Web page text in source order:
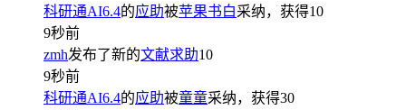
科研通AI6.4的应助被苹果书白采纳，获得10
9秒前
zmh发布了新的文献求助10
9秒前
科研通AI6.4的应助被童童采纳，获得30